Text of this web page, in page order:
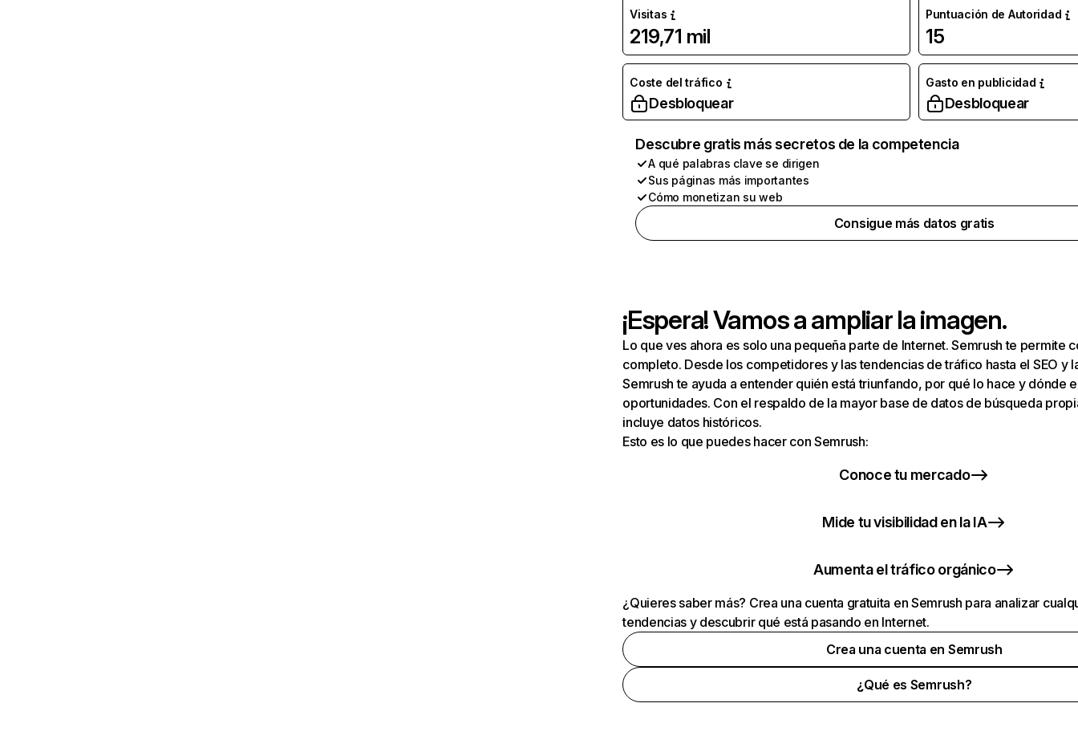
Visitas
219,71 mil
Puntuación de Autoridad
15
Coste del tráfico
Desbloquear
Gasto en publicidad
Desbloquear
Descubre gratis más secretos de la competencia
A qué palabras clave se dirigen
Sus páginas más importantes
Cómo monetizan su web
Consigue más datos gratis
¡Espera! Vamos a ampliar la imagen.
Lo que ves ahora es solo una pequeña parte de Internet. Semrush te permite
completo. Desde los competidores y las tendencias de tráfico hasta el SEO y
Semrush te ayuda a entender quién está triunfando, por qué lo hace y dónde
oportunidades. Con el respaldo de la mayor base de datos de búsqueda
incluye datos históricos.
Esto es lo que puedes hacer con Semrush:
Conoce tu mercado
Mide tu visibilidad en la IA
Aumenta el tráfico orgánico
¿Quieres saber más? Crea una cuenta gratuita en Semrush para analizar
tendencias y descubrir qué está pasando en Internet.
Crea una cuenta en Semrush
¿Qué es Semrush?